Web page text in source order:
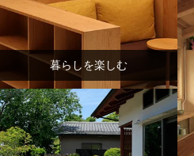
暮らしを楽しむ